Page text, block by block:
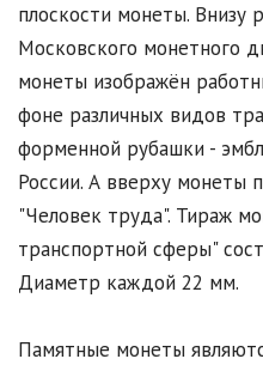
плоскости монеты. Внизу
Московского монетного
монеты изображён
фоне различных видов
форменной рубашки -
России. А вверху монеты
"Человек труда". Тираж
транспортной сферы"
Диаметр каждой 22 мм.
Памятные монеты